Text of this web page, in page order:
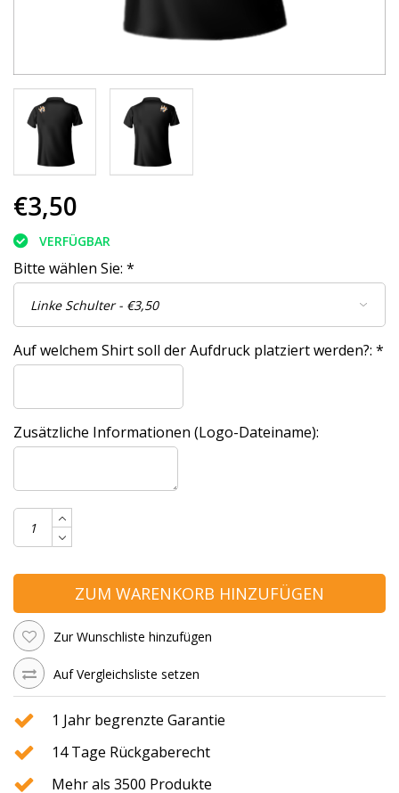
€3,50
VERFÜGBAR
Bitte wählen Sie: *
Auf welchem Shirt soll der Aufdruck platziert werden?: *
Zusätzliche Informationen (Logo-Dateiname):
ZUM WARENKORB HINZUFÜGEN
Zur Wunschliste hinzufügen
Auf Vergleichsliste setzen
1 Jahr begrenzte Garantie
14 Tage Rückgaberecht
Mehr als 3500 Produkte